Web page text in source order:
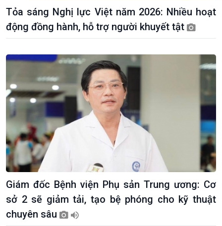
Kinh tế
Tin Kinh tế
Trước giờ mở cửa
Sức sống hàng Việt
Tuyên chiến với gian lận
thương mại
Nông nghiệp & Biển đảo
Tin Nông nghiệp & Biển
đảo
Biển đảo Việt Nam
Tâm tình biên giới và hải
đảo
Tìm hiểu biển, đảo Việt
Nam
Tỏa sáng Nghị lực Việt năm 2026: Nhiều hoạt
động đồng hành, hỗ trợ người khuyết tật
Giám đốc Bệnh viện Phụ sản Trung ương: Cơ
sở 2 sẽ giảm tải, tạo bệ phóng cho kỹ thuật
chuyên sâu